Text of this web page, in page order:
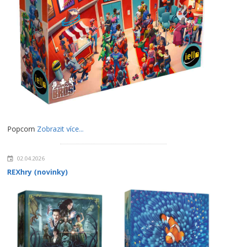
Popcorn Zobrazit více...
02.04.2026
REXhry (novinky)